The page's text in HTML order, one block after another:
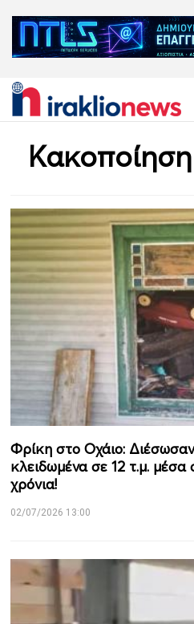
Φρίκη στο Οχάιο:
κλειδωμένα σε 12 τ.μ.
χρόνια!
02/07/2026 13:00